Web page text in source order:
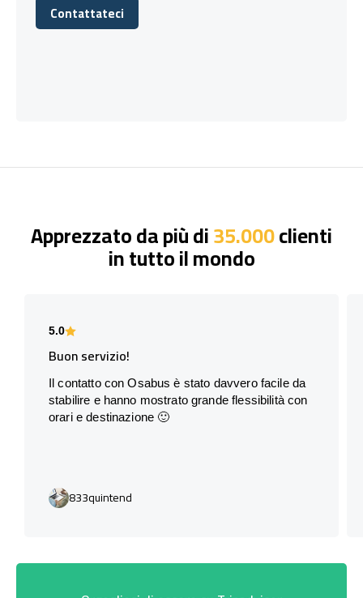
Contattateci
Contattateci
Apprezzato da più di35.000clienti
in tutto il mondo
5.0
Buon servizio!
Il contatto con Osabus è stato davvero facile da
stabilire e hanno mostrato grande flessibilità con
orari e destinazione 🙂
833quintend